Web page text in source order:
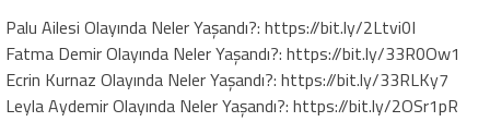
Palu Ailesi Olayında Neler Yaşandı?: https://bit.ly/2Ltvi0I
Fatma Demir Olayında Neler Yaşandı?: https://bit.ly/33R0Ow1
Ecrin Kurnaz Olayında Neler Yaşandı?: https://bit.ly/33RLKy7
Leyla Aydemir Olayında Neler Yaşandı?: https://bit.ly/2OSr1pR